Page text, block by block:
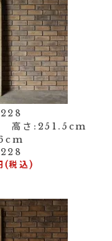
高さ:251.5cm
税込)